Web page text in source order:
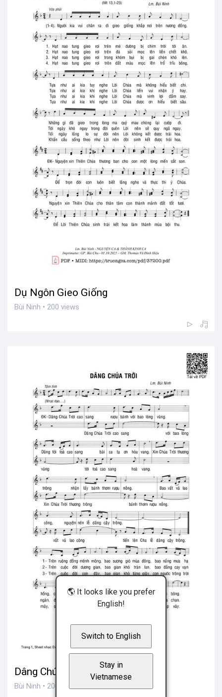
Dụ Ngôn Gieo Giống
Bùi Ninh • 200 views
Dâng Chúa Trời
Bùi Ninh • 200 views
🌎 It looks like you prefer
English!
Switch to English
Stay in
Vietnamese